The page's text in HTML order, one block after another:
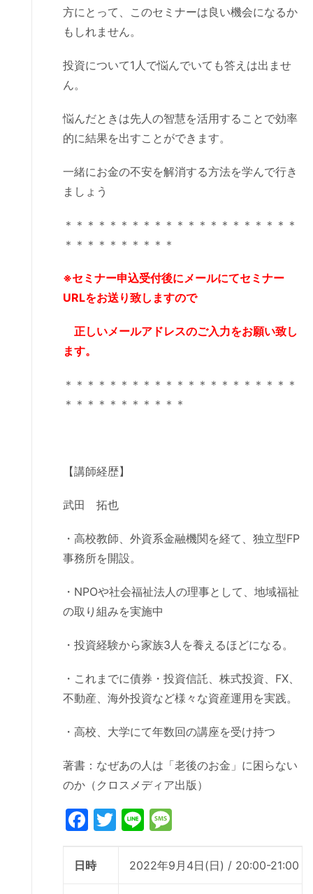
方にとって、このセミナーは良い機会になるか
もしれません。
投資について1人で悩んでいても答えは出ませ
ん。
悩んだときは先人の智慧を活用することで効率
的に結果を出すことができます。
一緒にお金の不安を解消する方法を学んで行き
ましょう
＊＊＊＊＊＊＊＊＊＊＊＊＊＊＊＊＊＊＊＊＊
＊＊＊＊＊＊＊＊＊＊
※セミナー申込受付後にメールにてセミナー
URLをお送り致しますので
正しいメールアドレスのご入力をお願い致し
ます。
＊＊＊＊＊＊＊＊＊＊＊＊＊＊＊＊＊＊＊＊＊
＊＊＊＊＊＊＊＊＊＊＊
【講師経歴】
武田 拓也
・高校教師、外資系金融機関を経て、独立型FP
事務所を開設。
・NPOや社会福祉法人の理事として、地域福祉
の取り組みを実施中
・投資経験から家族3人を養えるほどになる。
・これまでに債券・投資信託、株式投資、FX、
不動産、海外投資など様々な資産運用を実践。
・高校、大学にて年数回の講座を受け持つ
著書：なぜあの人は「老後のお金」に困らない
のか（クロスメディア出版）
Facebook
Twitter
Line
日時 2022年9月4日(日) / 20:00-21:00